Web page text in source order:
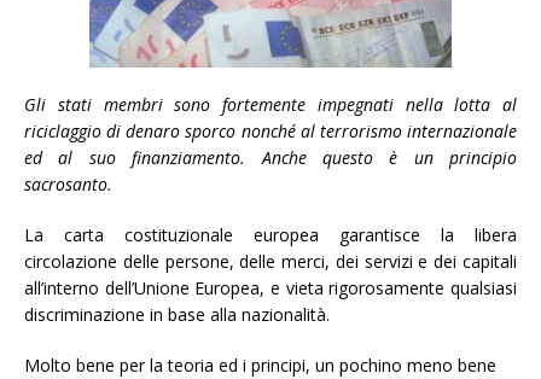
Gli stati membri sono fortemente impegnati nella lotta al
riciclaggio di denaro sporco nonché al terrorismo internazionale
ed al suo finanziamento. Anche questo è un principio
sacrosanto.
La carta costituzionale europea garantisce la libera
circolazione delle persone, delle merci, dei servizi e dei capitali
all’interno dell’Unione Europea, e vieta rigorosamente qualsiasi
discriminazione in base alla nazionalità.
Molto bene per la teoria ed i principi, un pochino meno bene